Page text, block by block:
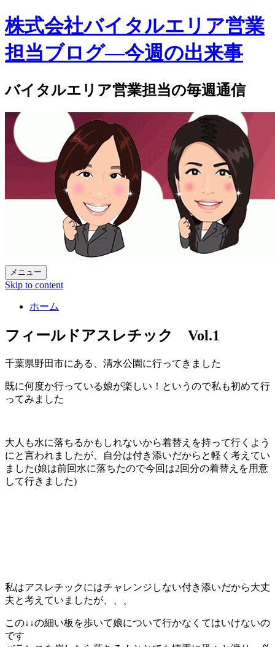
株式会社バイタルエリア営業
担当ブログ―今週の出来事
バイタルエリア営業担当の毎週通信
メニュー
Skip to content
ホーム
フィールドアスレチック Vol.1
千葉県野田市にある、清水公園に行ってきました
既に何度か行っている娘が楽しい！というので私も初めて行
ってみました
大人も水に落ちるかもしれないから着替えを持って行くよう
にと言われましたが、自分は付き添いだからと軽く考えてい
ました(娘は前回水に落ちたので今回は2回分の着替えを用意
して行きました)
私はアスレチックにはチャレンジしない付き添いだから大丈
夫と考えていましたが、、、
この↓↓の細い板を歩いて娘について行かなくてはいけないの
です